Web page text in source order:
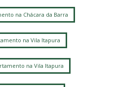
na Chácara da Barra
na Vila Itapura
na Vila Itapura